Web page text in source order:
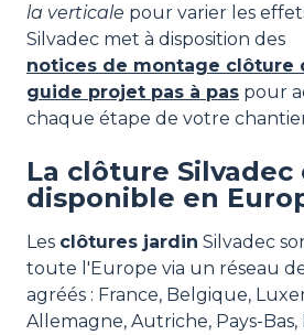
la verticale pour varier les
Silvadec met à disposition des
notices de montage clôture
guide projet pas à pas pour
chaque étape de votre
La clôture Silvadec
disponible en
Les clôtures jardin Silvadec
toute l'Europe via un réseau
agréés : France, Belgique,
Allemagne, Autriche, Pays-